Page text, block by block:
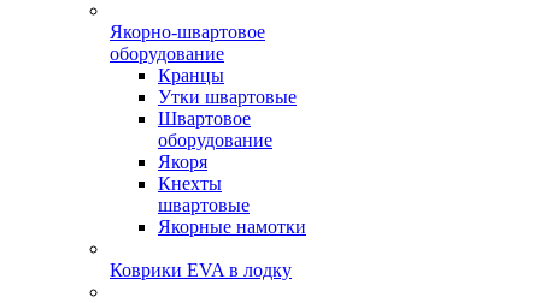
Якорно-швартовое
оборудование
Кранцы
Утки швартовые
Швартовое
оборудование
Якоря
Кнехты
швартовые
Якорные намотки
Коврики EVA в лодку